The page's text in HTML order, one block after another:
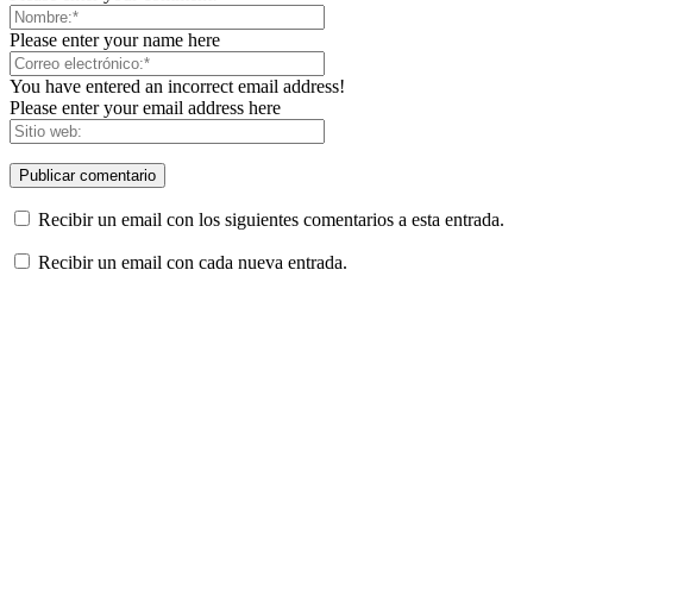
Please enter your name here
You have entered an incorrect email address!
Please enter your email address here
Recibir un email con los siguientes comentarios a esta entrada.
Recibir un email con cada nueva entrada.